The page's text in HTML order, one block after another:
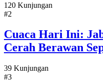
120 Kunjungan
#2
Cuaca Hari Ini:
Cerah Berawan
39 Kunjungan
#3